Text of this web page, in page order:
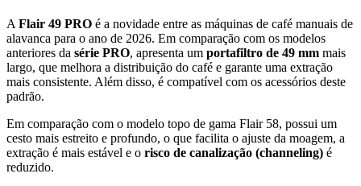
A Flair 49 PRO é a novidade entre as máquinas de café manuais de
alavanca para o ano de 2026. Em comparação com os modelos
anteriores da série PRO, apresenta um portafiltro de 49 mm mais
largo, que melhora a distribuição do café e garante uma extração
mais consistente. Além disso, é compatível com os acessórios deste
padrão.
Em comparação com o modelo topo de gama Flair 58, possui um
cesto mais estreito e profundo, o que facilita o ajuste da moagem, a
extração é mais estável e o risco de canalização (channeling) é
reduzido.